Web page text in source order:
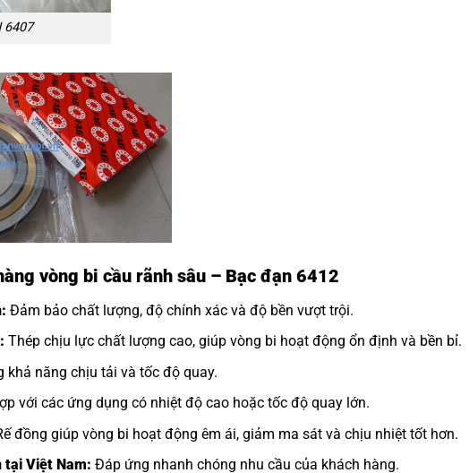
6407
vòng bi cầu rãnh sâu – Bạc đạn 6412
Đảm bảo chất lượng, độ chính xác và độ bền vượt trội.
Thép chịu lực chất lượng cao, giúp vòng bi hoạt động ổn định và bền bỉ.
khả năng chịu tải và tốc độ quay.
với các ứng dụng có nhiệt độ cao hoặc tốc độ quay lớn.
đồng giúp vòng bi hoạt động êm ái, giảm ma sát và chịu nhiệt tốt hơn.
tại Việt Nam: Đáp ứng nhanh chóng nhu cầu của khách hàng.